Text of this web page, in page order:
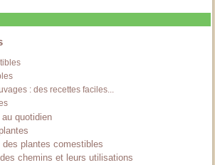
: des recettes faciles...
quotidien
plantes comestibles
chemins et leurs utilisations